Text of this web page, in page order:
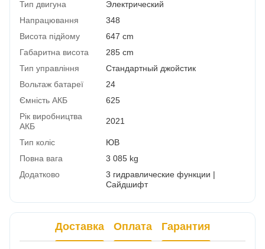
Тип двигуна
Электрический
Напрацювання
348
Висота підйому
647 cm
Габаритна висота
285 cm
Тип управління
Стандартный джойстик
Вольтаж батареї
24
Ємність АКБ
625
Рік виробництва
АКБ
2021
Тип коліс
ЮВ
Повна вага
3 085 kg
Додатково
3 гидравлические функции |
Сайдшифт
Доставка Оплата Гарантия